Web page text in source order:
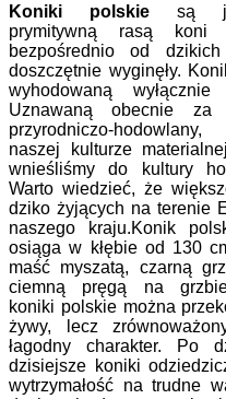
Koniki polskiesą
prymitywną rasą koni
bezpośrednio od
doszczętnie wyginęły.
wyhodowaną
Uznawaną obecnie za
przyrodniczo-
naszej kulturze
wnieśliśmy do kultury
Warto wiedzieć, że
dziko żyjących na terenie
naszego kraju.Konik
osiąga w kłębie od 130
maść myszatą, czarną
ciemną pręgą na
koniki polskie można
żywy, lecz
łagodny charakter. Po
dzisiejsze koniki
wytrzymałość na trudne